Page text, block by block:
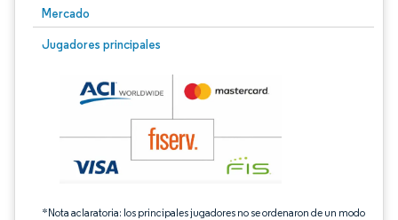
Mercado
Jugadores principales
*Nota aclaratoria: los principales jugadores no se ordenaron de un modo
Imagen © Mordor Intelligence. El uso requiere atribución según CC BY 4.0.